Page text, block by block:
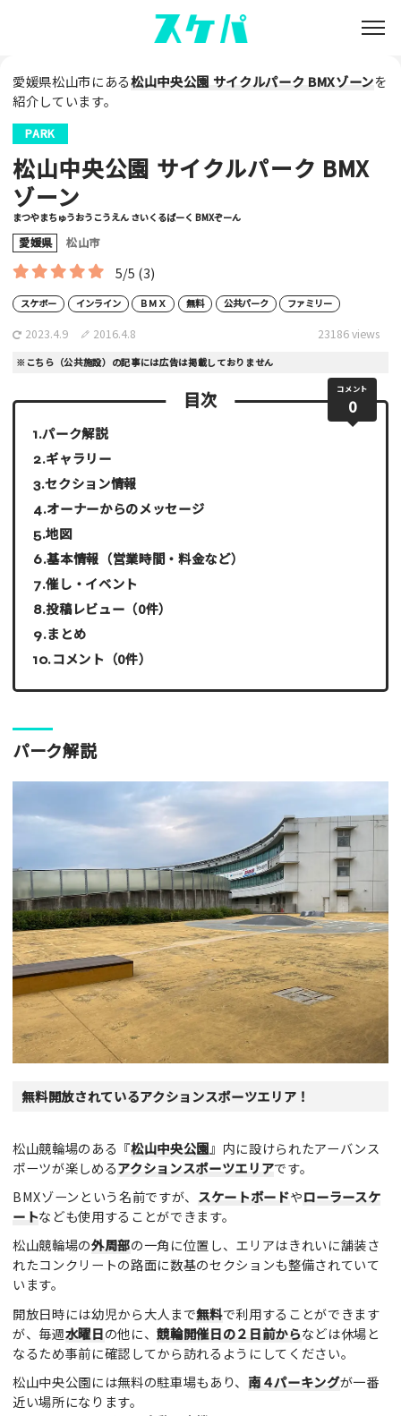
愛媛県松山市にある松山中央公園 サイクルパーク BMXゾーンを
紹介しています。
PARK
松山中央公園 サイクルパーク BMX
ゾーン
まつやまちゅうおうこうえん さいくるぱーく BMXぞーん
愛媛県 松山市
5/5 (3)
スケボー インライン ＢＭＸ 無料 公共パーク ファミリー
2023.4.9 2016.4.8 23186 views
※こちら（公共施設）の記事には広告は掲載しておりません
コメント
0
目次
パーク解説
ギャラリー
セクション情報
オーナーからのメッセージ
地図
基本情報（営業時間・料金など）
催し・イベント
投稿レビュー（0件）
まとめ
コメント（0件）
パーク解説
無料開放されているアクションスポーツエリア！
松山競輪場のある『松山中央公園』内に設けられたアーバンス
ポーツが楽しめるアクションスポーツエリアです。
BMXゾーンという名前ですが、 スケートボードやローラースケ
ートなども使用することができます。
松山競輪場の外周部の一角に位置し、エリアはきれいに舗装さ
れたコンクリートの路面に数基のセクションも整備されていて
います。
開放日時には幼児から大人まで無料で利用することができます
が、毎週水曜日の他に、競輪開催日の２日前からなどは休場と
なるため事前に確認してから訪れるようにしてください。
松山中央公園には無料の駐車場もあり、 南４パーキングが一番
近い場所になります。